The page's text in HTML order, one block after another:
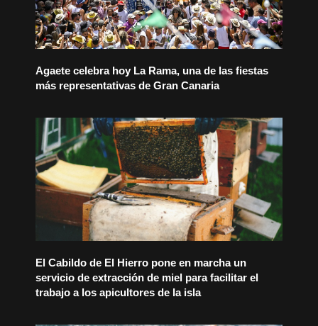
Agaete celebra hoy La Rama, una de las fiestas
más representativas de Gran Canaria
El Cabildo de El Hierro pone en marcha un
servicio de extracción de miel para facilitar el
trabajo a los apicultores de la isla